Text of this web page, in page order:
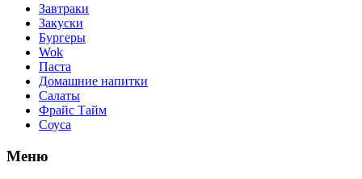
Завтраки
Закуски
Бургеры
Wok
Паста
Домашние напитки
Салаты
Фрайс Тайм
Соуса
Меню